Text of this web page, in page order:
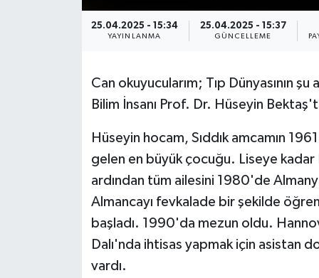
25.04.2025 - 15:34
YAYINLANMA
25.04.2025 - 15:37
GÜNCELLEME
Can okuyucularım; Tıp Dünyasının
Bilim İnsanı Prof. Dr. Hüseyin
Hüseyin hocam, Sıddık amcamın
gelen en büyük çocuğu. Liseye
ardından tüm ailesini 1980'de
Almancayı fevkalade bir şekilde
başladı. 1990'da mezun oldu.
Dalı'nda ihtisas yapmak için asistan
vardı.